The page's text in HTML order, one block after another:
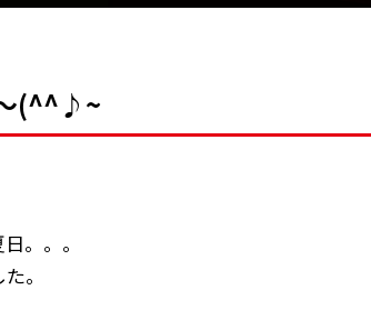
(^^♪~
。。。
。